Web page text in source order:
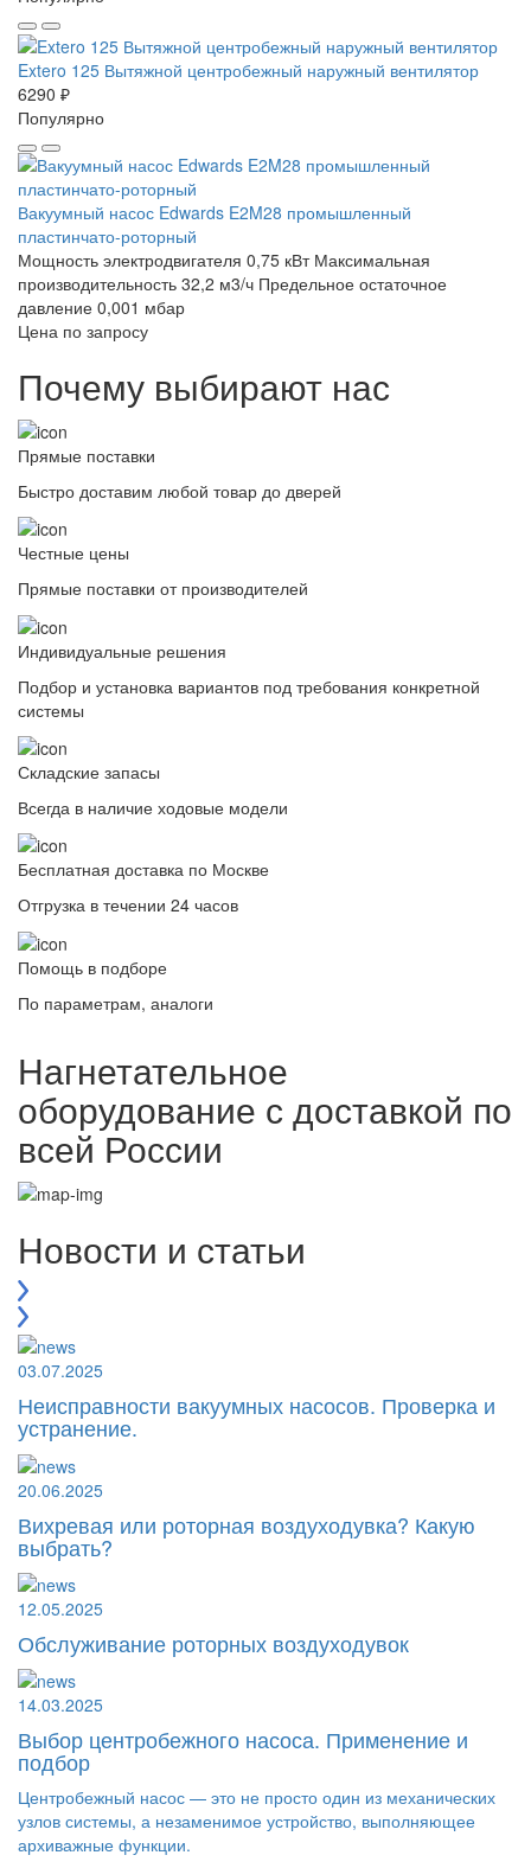
Extero 125 Вытяжной центробежный наружный вентилятор
6290 ₽
Популярно
Вакуумный насос Edwards E2M28 промышленный
пластинчато-роторный
Мощность электродвигателя 0,75 кВт Максимальная
производительность 32,2 м3/ч Предельное остаточное
давление 0,001 мбар
Цена по запросу
Почему выбирают нас
Прямые поставки
Быстро доставим любой товар до дверей
Честные цены
Прямые поставки от производителей
Индивидуальные решения
Подбор и установка вариантов под требования конкретной
системы
Складские запасы
Всегда в наличие ходовые модели
Бесплатная доставка по Москве
Отгрузка в течении 24 часов
Помощь в подборе
По параметрам, аналоги
Нагнетательное
оборудование с доставкой по
всей России
Новости и статьи
03.07.2025
Неисправности вакуумных насосов. Проверка и
устранение.
20.06.2025
Вихревая или роторная воздуходувка? Какую
выбрать?
12.05.2025
Обслуживание роторных воздуходувок
14.03.2025
Выбор центробежного насоса. Применение и
подбор
Центробежный насос — это не просто один из механических
узлов системы, а незаменимое устройство, выполняющее
архиважные функции.